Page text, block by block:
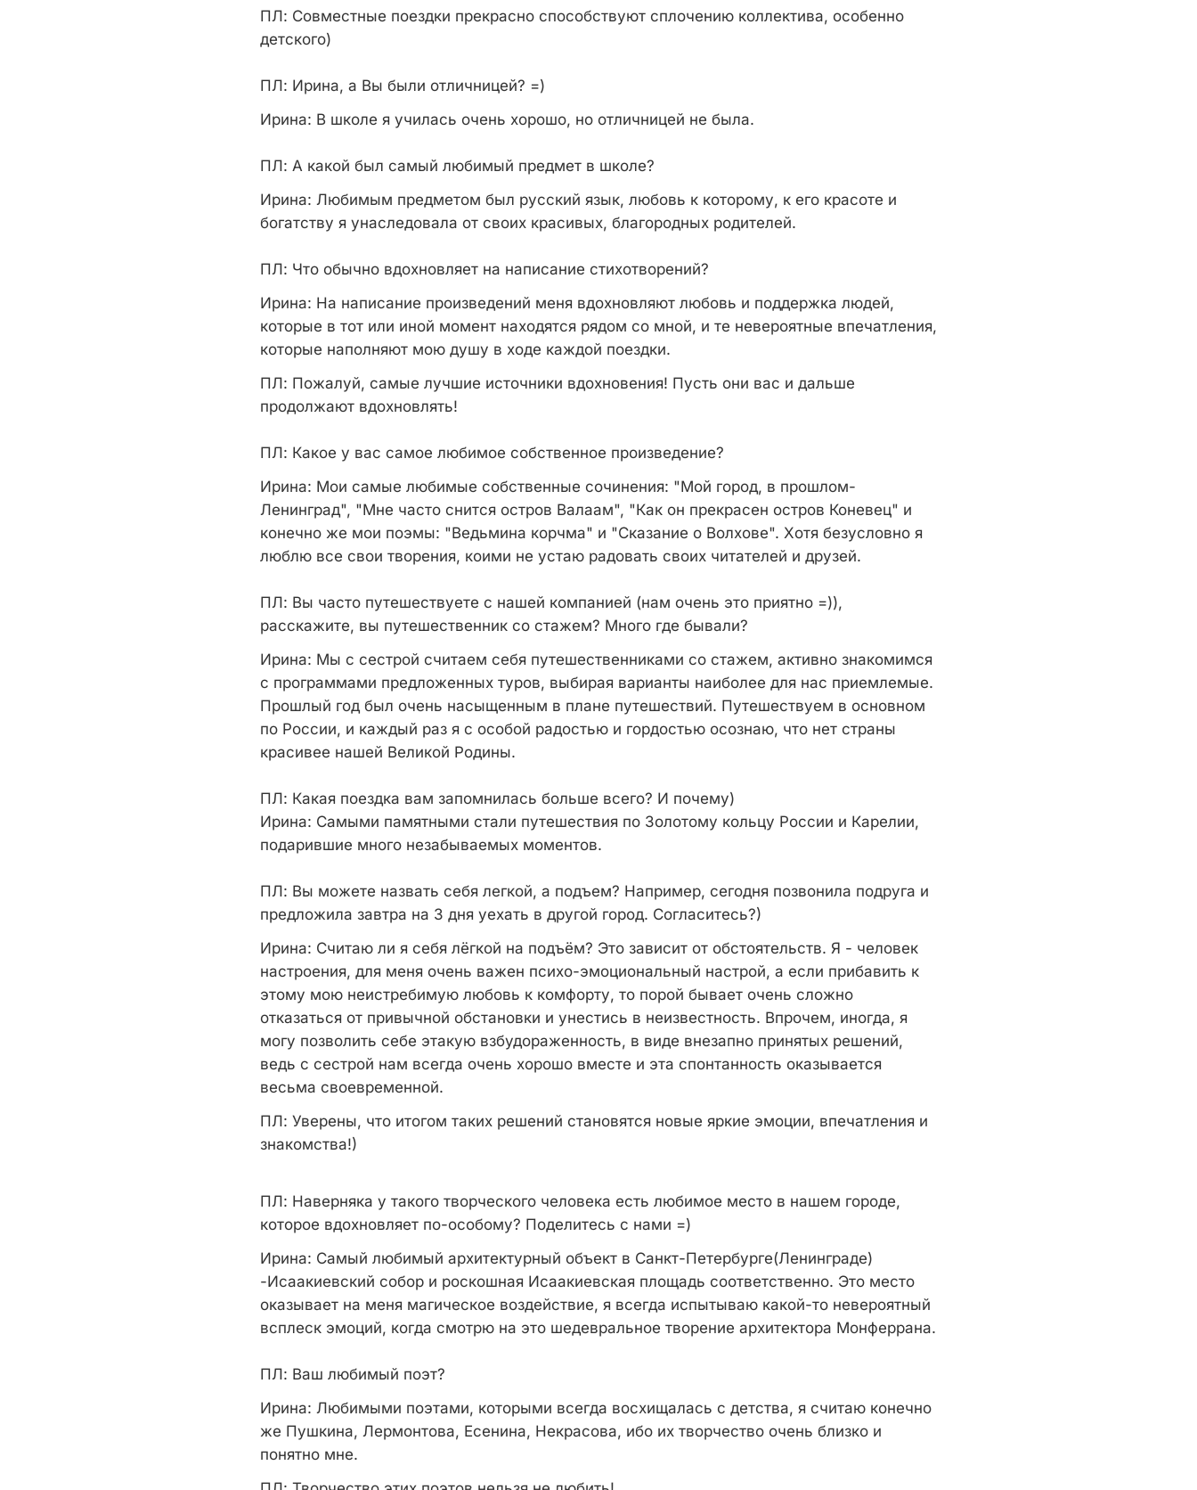
ПЛ: Совместные поездки прекрасно способствуют сплочению коллектива, особенно
детского)
ПЛ: Ирина, а Вы были отличницей? =)
Ирина: В школе я училась очень хорошо, но отличницей не была.
ПЛ: А какой был самый любимый предмет в школе?
Ирина: Любимым предметом был русский язык, любовь к которому, к его красоте и
богатству я унаследовала от своих красивых, благородных родителей.
ПЛ: Что обычно вдохновляет на написание стихотворений?
Ирина: На написание произведений меня вдохновляют любовь и поддержка людей,
которые в тот или иной момент находятся рядом со мной, и те невероятные впечатления,
которые наполняют мою душу в ходе каждой поездки.
ПЛ: Пожалуй, самые лучшие источники вдохновения! Пусть они вас и дальше
продолжают вдохновлять!
ПЛ: Какое у вас самое любимое собственное произведение?
Ирина: Мои самые любимые собственные сочинения: "Мой город, в прошлом-
Ленинград", "Мне часто снится остров Валаам", "Как он прекрасен остров Коневец" и
конечно же мои поэмы: "Ведьмина корчма" и "Сказание о Волхове". Хотя безусловно я
люблю все свои творения, коими не устаю радовать своих читателей и друзей.
ПЛ: Вы часто путешествуете с нашей компанией (нам очень это приятно =)),
расскажите, вы путешественник со стажем? Много где бывали?
Ирина: Мы с сестрой считаем себя путешественниками со стажем, активно знакомимся
с программами предложенных туров, выбирая варианты наиболее для нас приемлемые.
Прошлый год был очень насыщенным в плане путешествий. Путешествуем в основном
по России, и каждый раз я с особой радостью и гордостью осознаю, что нет страны
красивее нашей Великой Родины.
ПЛ: Какая поездка вам запомнилась больше всего? И почему)
Ирина: Самыми памятными стали путешествия по Золотому кольцу России и Карелии,
подарившие много незабываемых моментов.
ПЛ: Вы можете назвать себя легкой, а подъем? Например, сегодня позвонила подруга и
предложила завтра на 3 дня уехать в другой город. Согласитесь?)
Ирина: Считаю ли я себя лёгкой на подъём? Это зависит от обстоятельств. Я - человек
настроения, для меня очень важен психо-эмоциональный настрой, а если прибавить к
этому мою неистребимую любовь к комфорту, то порой бывает очень сложно
отказаться от привычной обстановки и унестись в неизвестность. Впрочем, иногда, я
могу позволить себе этакую взбудораженность, в виде внезапно принятых решений,
ведь с сестрой нам всегда очень хорошо вместе и эта спонтанность оказывается
весьма своевременной.
ПЛ: Уверены, что итогом таких решений становятся новые яркие эмоции, впечатления и
знакомства!)
ПЛ: Наверняка у такого творческого человека есть любимое место в нашем городе,
которое вдохновляет по-особому? Поделитесь с нами =)
Ирина: Самый любимый архитектурный объект в Санкт-Петербурге(Ленинграде)
-Исаакиевский собор и роскошная Исаакиевская площадь соответственно. Это место
оказывает на меня магическое воздействие, я всегда испытываю какой-то невероятный
всплеск эмоций, когда смотрю на это шедевральное творение архитектора Монферрана.
ПЛ: Ваш любимый поэт?
Ирина: Любимыми поэтами, которыми всегда восхищалась с детства, я считаю конечно
же Пушкина, Лермонтова, Есенина, Некрасова, ибо их творчество очень близко и
понятно мне.